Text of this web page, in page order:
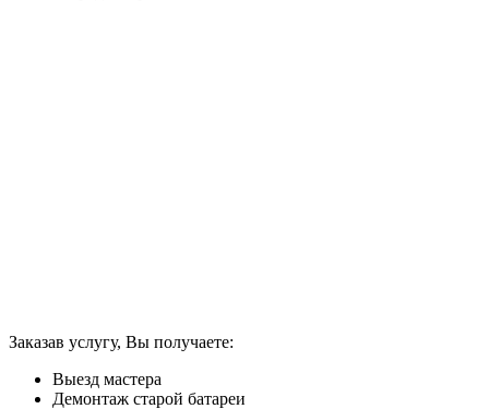
Заказав услугу, Вы получаете:
Выезд мастера
Демонтаж старой батареи